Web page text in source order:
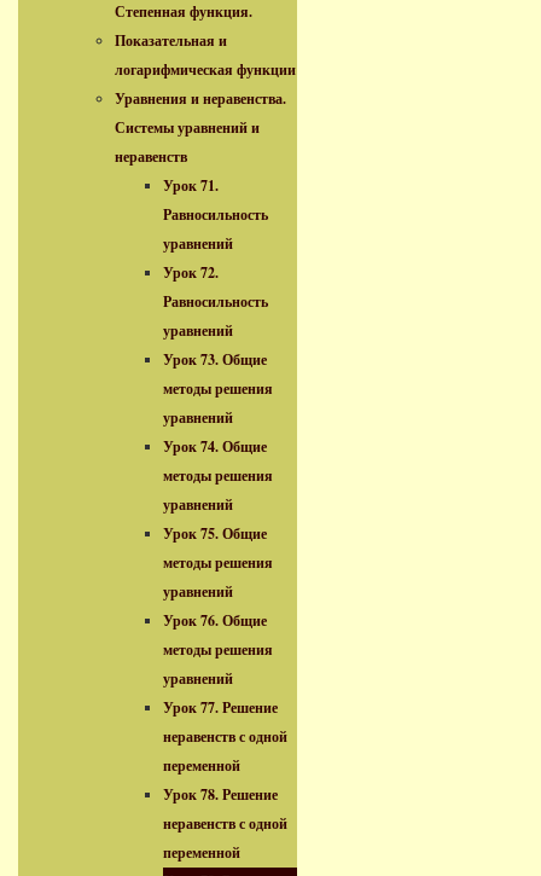
Степенная функция.
Показательная и
логарифмическая функции
Уравнения и неравенства.
Системы уравнений и
неравенств
Урок 71.
Равносильность
уравнений
Урок 72.
Равносильность
уравнений
Урок 73. Общие
методы решения
уравнений
Урок 74. Общие
методы решения
уравнений
Урок 75. Общие
методы решения
уравнений
Урок 76. Общие
методы решения
уравнений
Урок 77. Решение
неравенств с одной
переменной
Урок 78. Решение
неравенств с одной
переменной